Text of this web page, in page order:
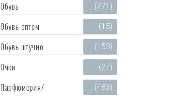
Обувь (771)
Обувь оптом (15)
Обувь штучно (153)
Очки (27)
Парфюмерия/
(483)